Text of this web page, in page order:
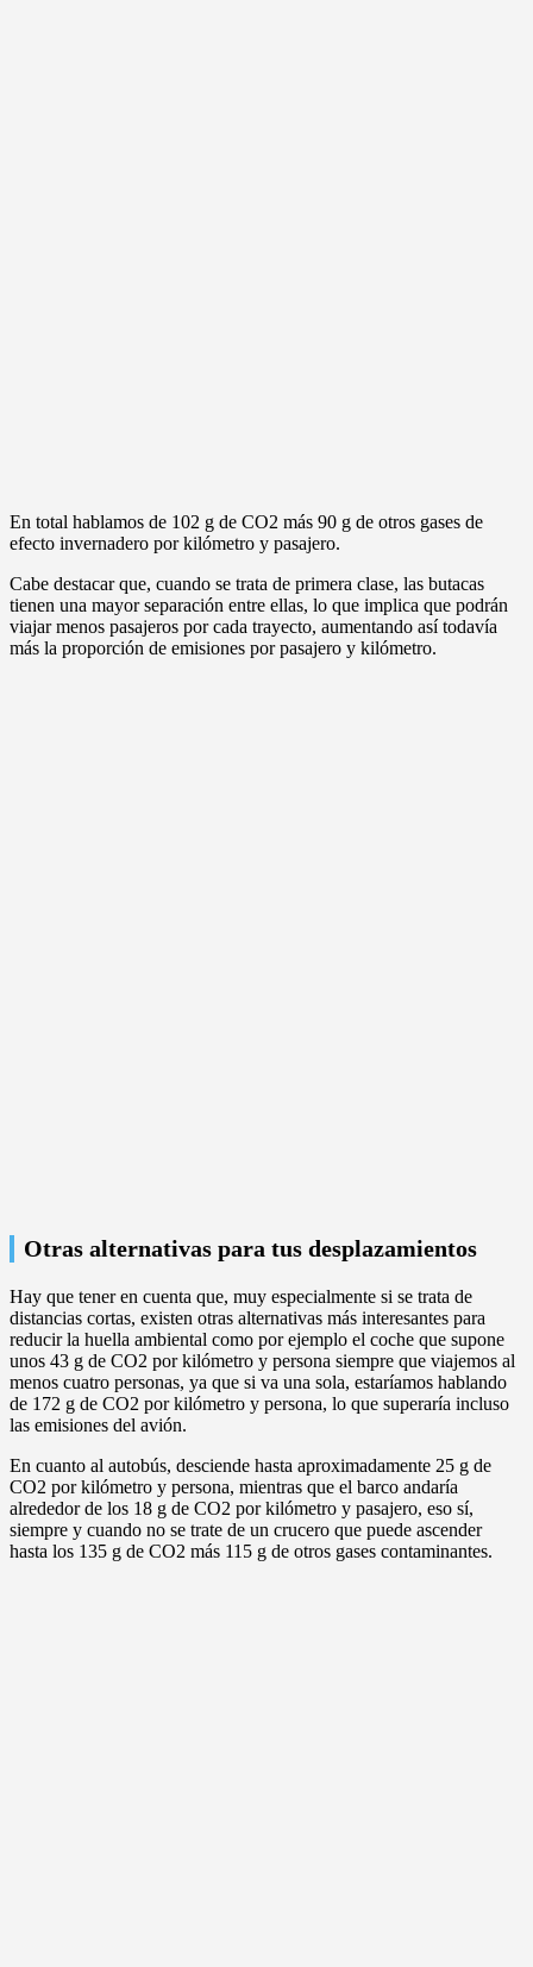
En total hablamos de 102 g de CO2 más 90 g de otros gases de
efecto invernadero por kilómetro y pasajero.
Cabe destacar que, cuando se trata de primera clase, las butacas
tienen una mayor separación entre ellas, lo que implica que podrán
viajar menos pasajeros por cada trayecto, aumentando así todavía
más la proporción de emisiones por pasajero y kilómetro.
Otras alternativas para tus desplazamientos
Hay que tener en cuenta que, muy especialmente si se trata de
distancias cortas, existen otras alternativas más interesantes para
reducir la huella ambiental como por ejemplo el coche que supone
unos 43 g de CO2 por kilómetro y persona siempre que viajemos al
menos cuatro personas, ya que si va una sola, estaríamos hablando
de 172 g de CO2 por kilómetro y persona, lo que superaría incluso
las emisiones del avión.
En cuanto al autobús, desciende hasta aproximadamente 25 g de
CO2 por kilómetro y persona, mientras que el barco andaría
alrededor de los 18 g de CO2 por kilómetro y pasajero, eso sí,
siempre y cuando no se trate de un crucero que puede ascender
hasta los 135 g de CO2 más 115 g de otros gases contaminantes.